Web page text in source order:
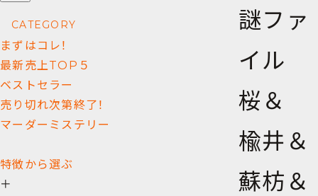
CATEGORY
まずはコレ！
最新売上TOP５
ベストセラー
売り切れ次第終了！
マーダーミステリー
特徴から選ぶ
＋
謎ファ
イル
桜＆
楡井＆
蘇枋＆